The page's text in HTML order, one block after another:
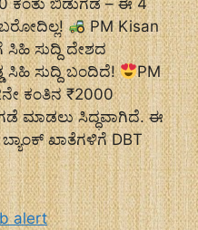
ಕಂತು ಬಿಡುಗಡೆ – ಈ 4
PM Kisan
ಸಿಹಿ ಸುದ್ದಿ ದೇಶದ
ಸಿಹಿ ಸುದ್ದಿ ಬಂದಿದೆ!
PM
ಕಂತಿನ ₹2000
ಮಾಡಲು ಸಿದ್ಧವಾಗಿದೆ. ಈ
ಖಾತೆಗಳಿಗೆ DBT
alert